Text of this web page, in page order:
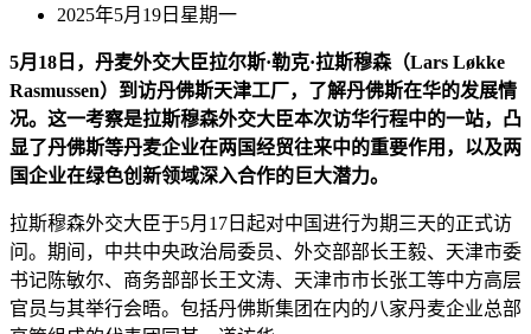
2025年5月19日星期一
5月18日，丹麦外交大臣拉尔斯·勒克·拉斯穆森（Lars Løkke
Rasmussen）到访丹佛斯天津工厂，了解丹佛斯在华的发展情
况。这一考察是拉斯穆森外交大臣本次访华行程中的一站，凸
显了丹佛斯等丹麦企业在两国经贸往来中的重要作用，以及两
国企业在绿色创新领域深入合作的巨大潜力。
拉斯穆森外交大臣于5月17日起对中国进行为期三天的正式访
问。期间，中共中央政治局委员、外交部部长王毅、天津市委
书记陈敏尔、商务部部长王文涛、天津市市长张工等中方高层
官员与其举行会晤。包括丹佛斯集团在内的八家丹麦企业总部